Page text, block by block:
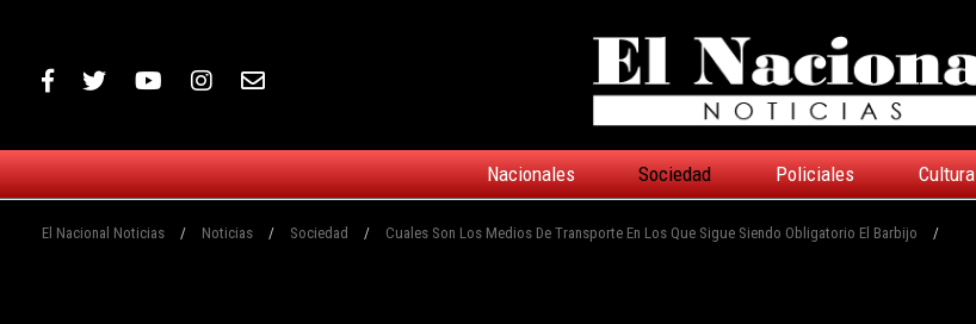
Nacionales Sociedad Policiales Cultura
El Nacional Noticias / Noticias / Sociedad / Cuales Son Los Medios De Transporte En Los Que Sigue Siendo Obligatorio El Barbijo /